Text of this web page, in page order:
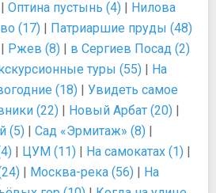
| Оптина пустынь (4) | Нилова
(17) | Патриаршие пруды (48)
| Ржев (8) | в Сергиев Посад (2)
туры (55) | На
(18) | Увидеть самое
(22) | Новый Арбат (20) |
(5) | Сад «Эрмитаж» (8) |
| ЦУМ (11) | На самокатах (1) |
| Москва-река (56) | На